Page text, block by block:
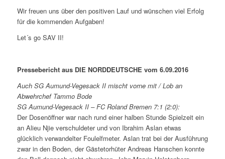
Wir freuen uns über den positiven Lauf und wünschen viel Erfolg
für die kommenden Aufgaben!
Let´s go SAV II!
Pressebericht aus DIE NORDDEUTSCHE vom 6.09.2016
Auch SG Aumund-Vegesack II mischt vorne mit / Lob an
Abwehrchef Tammo Bode
SG Aumund-Vegesack II – FC Roland Bremen 7:1 (2:0):
Der Dosenöffner war nach rund einer halben Stunde Spielzeit ein
an Alieu Njie verschuldeter und von Ibrahim Aslan etwas
glücklich verwandelter Foulelfmeter. Aslan trat bei der Ausführung
zwar in den Boden, der Gästetorhüter Andreas Hanschen konnte